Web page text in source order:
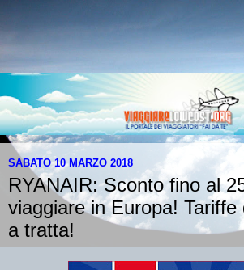
SABATO 10 MARZO 2018
RYANAIR: Sconto fino al
viaggiare in Europa! Tariffe
a tratta!